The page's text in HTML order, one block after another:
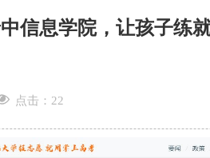
信息学院，让孩子练
点击： 22